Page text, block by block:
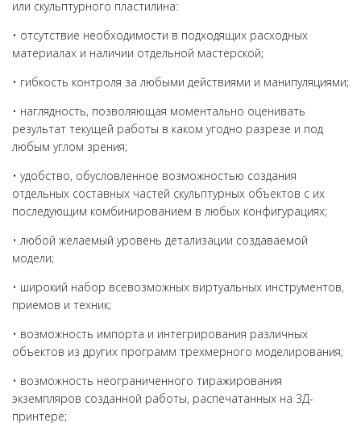
или скульптурного пластилина:
• отсутствие необходимости в подходящих расходных
материалах и наличии отдельной мастерской;
• гибкость контроля за любыми действиями и манипуляциями;
• наглядность, позволяющая моментально оценивать
результат текущей работы в каком угодно разрезе и под
любым углом зрения;
• удобство, обусловленное возможностью создания
отдельных составных частей скульптурных объектов с их
последующим комбинированием в любых конфигурациях;
• любой желаемый уровень детализации создаваемой
модели;
• широкий набор всевозможных виртуальных инструментов,
приемов и техник;
• возможность импорта и интегрирования различных
объектов из других программ трехмерного моделирования;
• возможность неограниченного тиражирования
экземпляров созданной работы, распечатанных на 3Д-
принтере;